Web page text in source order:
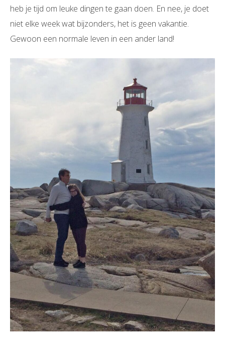
heb je tijd om leuke dingen te gaan doen. En nee, je doet
niet elke week wat bijzonders, het is geen vakantie.
Gewoon een normale leven in een ander land!